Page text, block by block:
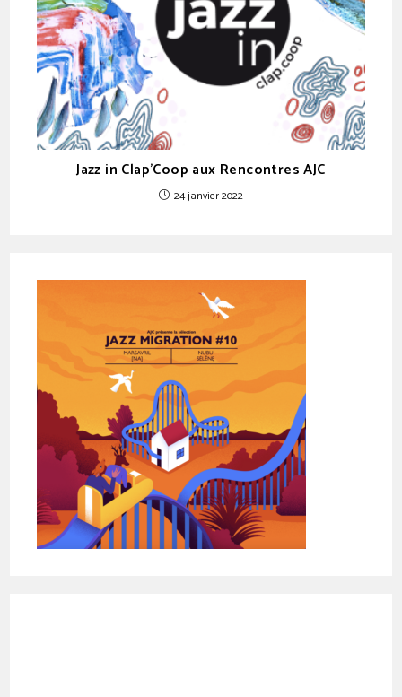
Jazz in Clap’Coop aux Rencontres AJC
24 janvier 2022